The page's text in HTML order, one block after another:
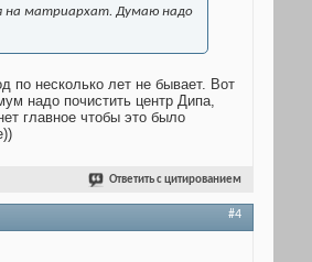
на матриархат. Думаю надо
по несколько лет не бывает. Вот
надо почистить центр Дипа,
главное чтобы это было
Ответить с цитированием
#4